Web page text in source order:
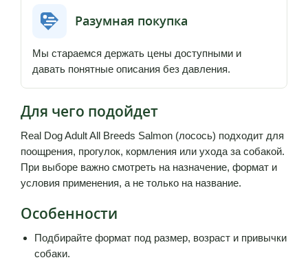
Разумная покупка
Мы стараемся держать цены доступными и
давать понятные описания без давления.
Для чего подойдет
Real Dog Adult All Breeds Salmon (лосось) подходит для
поощрения, прогулок, кормления или ухода за собакой.
При выборе важно смотреть на назначение, формат и
условия применения, а не только на название.
Особенности
Подбирайте формат под размер, возраст и привычки
собаки.